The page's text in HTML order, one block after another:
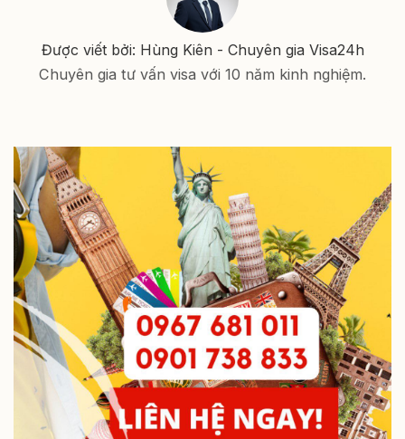
Được viết bởi: Hùng Kiên - Chuyên gia Visa24h
Chuyên gia tư vấn visa với 10 năm kinh nghiệm.